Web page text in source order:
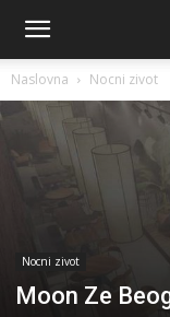
Naslovna Nocni zivot
Nocni zivot
Moon Ze